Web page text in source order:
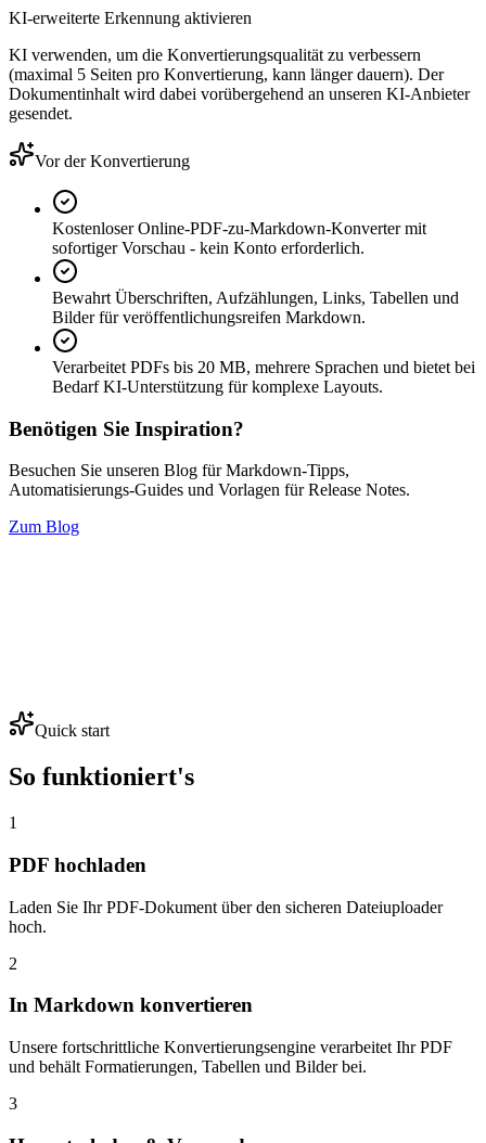
KI-erweiterte Erkennung aktivieren
KI verwenden, um die Konvertierungsqualität zu verbessern
(maximal 5 Seiten pro Konvertierung, kann länger dauern). Der
Dokumentinhalt wird dabei vorübergehend an unseren KI-Anbieter
gesendet.
Vor der Konvertierung
Kostenloser Online-PDF-zu-Markdown-Konverter mit
sofortiger Vorschau - kein Konto erforderlich.
Bewahrt Überschriften, Aufzählungen, Links, Tabellen und
Bilder für veröffentlichungsreifen Markdown.
Verarbeitet PDFs bis 20 MB, mehrere Sprachen und bietet bei
Bedarf KI-Unterstützung für komplexe Layouts.
Benötigen Sie Inspiration?
Besuchen Sie unseren Blog für Markdown-Tipps,
Automatisierungs-Guides und Vorlagen für Release Notes.
Zum Blog
Quick start
So funktioniert's
1
PDF hochladen
Laden Sie Ihr PDF-Dokument über den sicheren Dateiuploader
hoch.
2
In Markdown konvertieren
Unsere fortschrittliche Konvertierungsengine verarbeitet Ihr PDF
und behält Formatierungen, Tabellen und Bilder bei.
3